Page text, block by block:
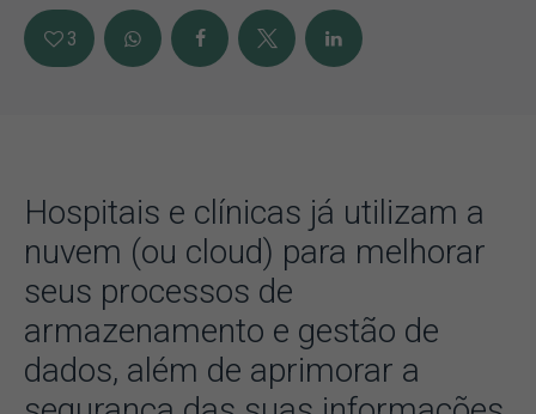
3
Hospitais e clínicas já utilizam a
nuvem (ou cloud) para melhorar
seus processos de
armazenamento e gestão de
dados, além de aprimorar a